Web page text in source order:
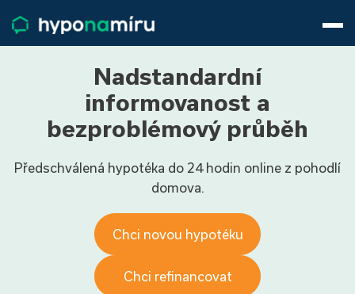
Životní pojištění
Pojištění nemovitosti
Články
800 688 388
Přihlásit
Nadstandardní
informovanost a
bezproblémový průběh
Předschválená hypotéka do 24 hodin online z pohodlí
domova.
Chci novou hypotéku
Chci refinancovat